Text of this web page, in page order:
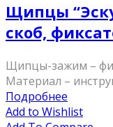
Щипцы
скоб,
Щипцы-зажим –
Материал –
Подробнее
Add to Wishlist